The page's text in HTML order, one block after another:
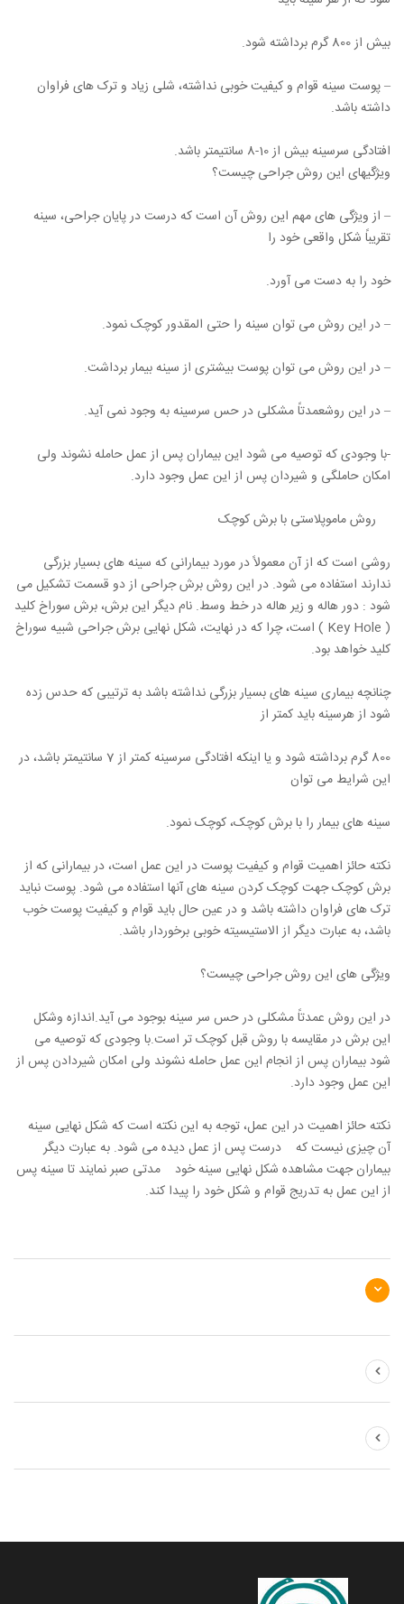
بیش از 800 گرم برداشته شود.
– پوست سینه قوام و کیفیت خوبی نداشته، شلی زیاد و ترک های فراوان
داشته باشد.
افتادگی سرسینه بیش از 10-8 سانتیمتر باشد.
ویژگیهای این روش جراحی چیست؟
– از ویژگی های مهم این روش آن است که درست در پایان جراحی، سینه
تقریباً شکل واقعی خود را
خود را به دست می آورد.
– در این روش می توان سینه را حتی المقدور کوچک نمود.
– در این روش می توان پوست بیشتری از سینه بیمار برداشت.
– در این روشعمدتاً مشکلی در حس سرسینه به وجود نمی آید.
-با وجودی که توصیه می شود این بیماران پس از عمل حامله نشوند ولی
امکان حاملگی و شیردان پس از این عمل وجود دارد.
روش ماموپلاستی با برش کوچک
روشی است که از آن معمولاً در مورد بیمارانی که سینه های بسیار بزرگی
ندارند استفاده می شود. در این روش برش جراحی از دو قسمت تشکیل می
شود : دور هاله و زیر هاله در خط وسط. نام دیگر این برش، برش سوراخ کلید
( Key Hole ) است، چرا که در نهایت، شکل نهایی برش جراحی شبیه سوراخ
کلید خواهد بود.
چنانچه بیماری سینه های بسیار بزرگی نداشته باشد به ترتیبی که حدس زده
شود از هرسینه باید کمتر از
800 گرم برداشته شود و یا اینکه افتادگی سرسینه کمتر از 7 سانتیمتر باشد، در
این شرایط می توان
سینه های بیمار را با برش کوچک، کوچک نمود.
نکته حائز اهمیت قوام و کیفیت پوست در این عمل است، در بیمارانی که از
برش کوچک جهت کوچک کردن سینه های آنها استفاده می شود. پوست نباید
ترک های فراوان داشته باشد و در عین حال باید قوام و کیفیت پوست خوب
باشد، به عبارت دیگر از الاستیسیته خوبی برخوردار باشد.
ویژگی های این روش جراحی چیست؟
در این روش عمدتاً مشکلی در حس سر سینه بوجود می آید.اندازه وشکل
این برش در مقایسه با روش قبل کوچک تر است.با وجودی که توصیه می
شود بیماران پس از انجام این عمل حامله نشوند ولی امکان شیردادن پس از
این عمل وجود دارد.
نکته حائز اهمیت در این عمل، توجه به این نکته است که شکل نهایی سینه
آن چیزی نیست که درست پس از عمل دیده می شود. به عبارت دیگر
بیماران جهت مشاهده شکل نهایی سینه خود مدتی صبر نمایند تا سینه پس
از این عمل به تدریج قوام و شکل خود را پیدا کند.